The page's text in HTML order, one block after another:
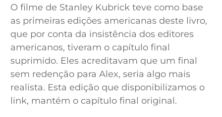
O filme de Stanley Kubrick teve como base
as primeiras edições americanas deste livro,
que por conta da insistência dos editores
americanos, tiveram o capítulo final
suprimido. Eles acreditavam que um final
sem redenção para Alex, seria algo mais
realista. Esta edição que disponibilizamos o
link, mantém o capítulo final original.